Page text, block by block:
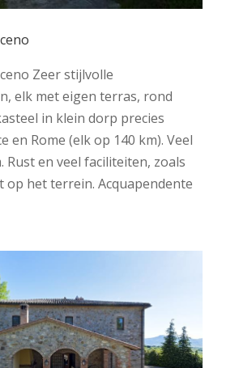
Zeer stijlvolle
elk met eigen terras, rond
in klein dorp precies
en Rome (elk op 140 km). Veel
Rust en veel faciliteiten, zoals
op het terrein. Acquapendente